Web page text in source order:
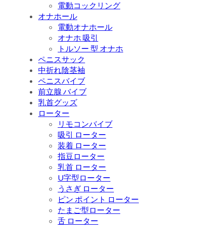
電動コックリング
オナホール
電動オナホール
オナホ 吸引
トルソー 型 オナホ
ペニスサック
中折れ陰茎袖
ペニスバイブ
前立腺 バイブ
乳首グッズ
ローター
リモコンバイブ
吸引 ローター
装着 ローター
指豆ローター
乳首 ローター
U字型ローター
うさぎ ローター
ピン ポイント ローター
たまご型ローター
舌 ローター